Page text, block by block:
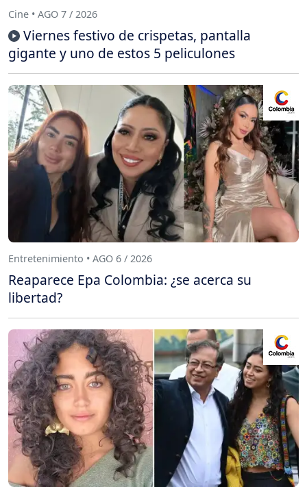
Cine • AGO 7 / 2026
Viernes festivo de crispetas, pantalla
gigante y uno de estos 5 peliculones
Entretenimiento • AGO 6 / 2026
Reaparece Epa Colombia: ¿se acerca su
libertad?